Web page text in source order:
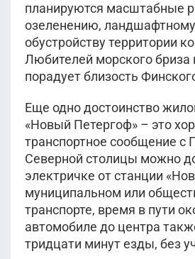
планируются масштабные
озеленению,
обустройству территории
Любителей морского бриза
порадует близость
Еще одно достоинство
«Новый Петергоф» – это
транспортное сообщение с
Северной столицы можно
электричке от станции
муниципальном или
транспорте, время в пути
автомобиле до центра
тридцати минут езды, без